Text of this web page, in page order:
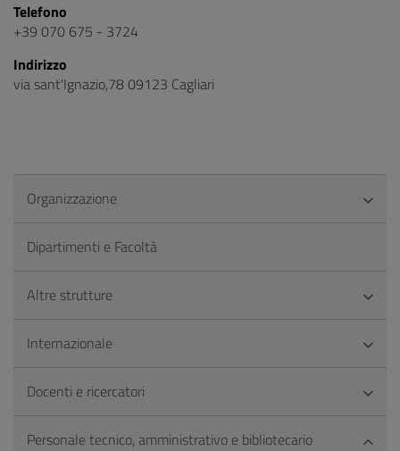
Telefono
+39 070 675 - 3724
Indirizzo
via sant'Ignazio,78 09123 Cagliari
Organizzazione
Dipartimenti e Facoltà
Altre strutture
Internazionale
Docenti e ricercatori
Personale tecnico, amministrativo e bibliotecario